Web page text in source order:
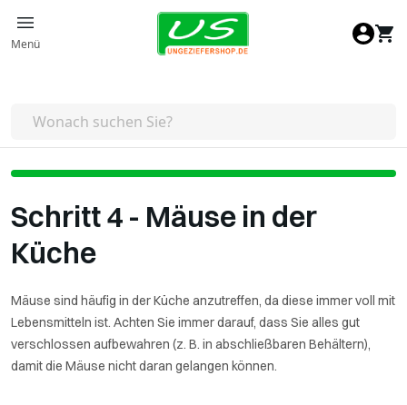
Menü
Schritt 4 - Mäuse in der
Küche
Mäuse sind häufig in der Küche anzutreffen, da diese immer voll mit
Lebensmitteln ist. Achten Sie immer darauf, dass Sie alles gut
verschlossen aufbewahren (z. B. in abschließbaren Behältern),
damit die Mäuse nicht daran gelangen können.